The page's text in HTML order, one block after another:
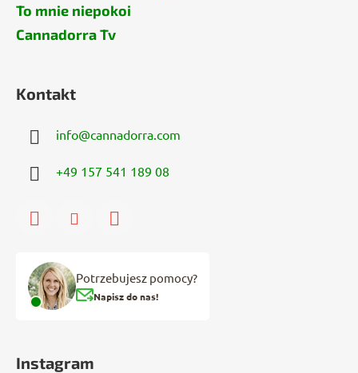
To mnie niepokoi
Cannadorra Tv
Kontakt
info@cannadorra.com
+49 157 541 189 08
Potrzebujesz pomocy?
Napisz do nas!
Instagram